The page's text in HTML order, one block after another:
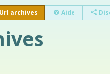
Url archives Aide